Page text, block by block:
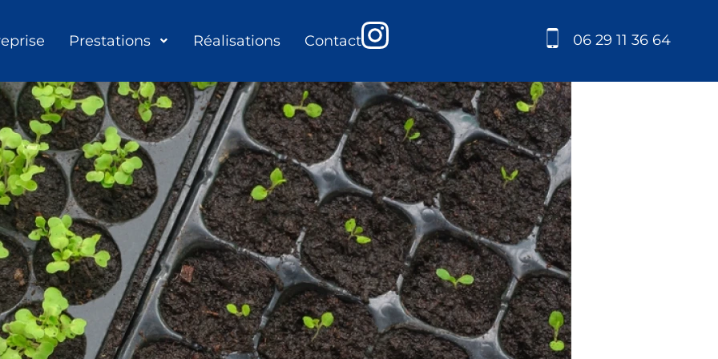
Prestations Réalisations Contact 06 29 11 36 64